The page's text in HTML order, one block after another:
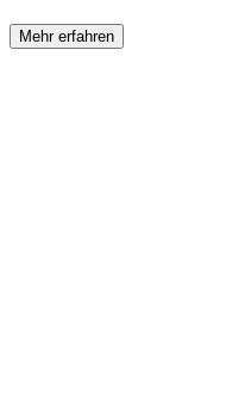
Mehr erfahren